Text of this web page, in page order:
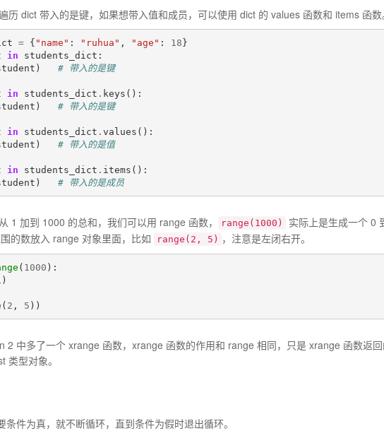
历 dict 带入的是键，如果想带入值和成员，可以使用 dict 的 values 函数和 items 函数
= { "name" : "ruhua" , "age" : 18}
in students_dict :
) # 带入的是键
in students_dict . keys ():
) # 带入的是键
in students_dict . values ():
) # 带入的是值
in students_dict . items ():
) # 带入的是成员
1 加到 1000 的总和，我们可以用 range 函数， range(1000)
实际上是生成一个 0
的数放入 range 对象里面，比如
range(2, 5) ，注意是左闭右开。
( 1000 ):
)
( 2 , 5 ))
2 中多了一个 xrange 函数，xrange 函数的作用和 range 相同，只是 xrange 函数返
类型对象。
条件为真，就不断循环，直到条件为假时退出循环。